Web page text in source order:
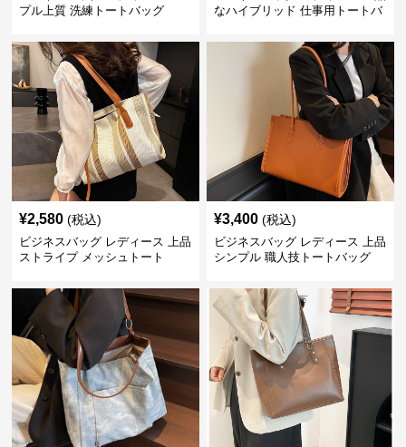
プル上質 洗練トートバッグ
なハイブリッド 仕事用トートバ
¥2,580 (税込)
ビジネスバッグ レディース 上品
ストライプ メッシュトート
¥3,400 (税込)
ビジネスバッグ レディース 上品
シンプル 職人技トートバッグ